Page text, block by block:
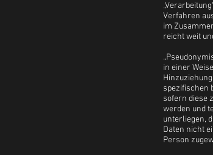
Verfahren
im
reicht weit
in einer
spezifischen
sofern diese
werden und
unterliegen,
Daten nicht
Person